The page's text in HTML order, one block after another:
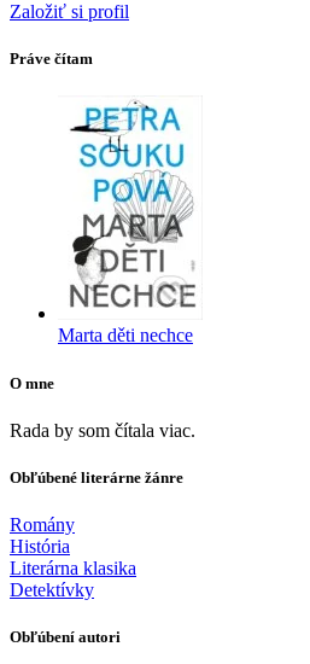
Založiť si profil
Práve čítam
Marta děti nechce
O mne
Rada by som čítala viac.
Obľúbené literárne žánre
Romány
História
Literárna klasika
Detektívky
Obľúbení autori